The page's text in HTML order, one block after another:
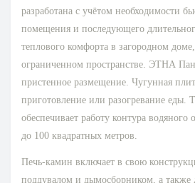
разработана с учётом необходимости
помещения и последующего
теплового комфорта в загородном
ограниченном пространстве. ЭТНА
пристенное размещение. Чугунная
приготовление или разогревание еды.
обеспечивает работу контура
до 100 квадратных метров.
Печь-камин включает в свою
поддувалом и дымосборником, а также